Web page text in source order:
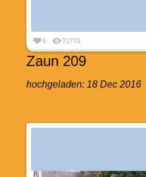
6 71770
Zaun 209
hochgeladen: 18 Dec 2016